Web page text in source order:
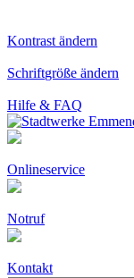
Kontrast ändern
Schriftgröße ändern
Hilfe & FAQ
Onlineservice
Notruf
Kontakt